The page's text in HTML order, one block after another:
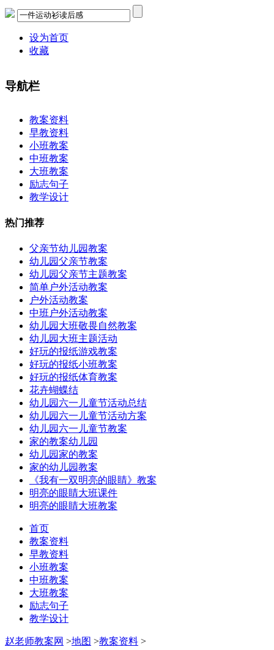
设为首页
收藏
导航栏
教案资料
早教资料
小班教案
中班教案
大班教案
励志句子
教学设计
热门推荐
父亲节幼儿园教案
幼儿园父亲节教案
幼儿园父亲节主题教案
简单户外活动教案
户外活动教案
中班户外活动教案
幼儿园大班敬畏自然教案
幼儿园大班主题活动
好玩的报纸游戏教案
好玩的报纸小班教案
好玩的报纸体育教案
花卉蝴蝶结
幼儿园六一儿童节活动总结
幼儿园六一儿童节活动方案
幼儿园六一儿童节教案
家的教案幼儿园
幼儿园家的教案
家的幼儿园教案
《我有一双明亮的眼睛》教案
明亮的眼睛大班课件
明亮的眼睛大班教案
首页
教案资料
早教资料
小班教案
中班教案
大班教案
励志句子
教学设计
赵老师教案网 >地图 >教案资料 >